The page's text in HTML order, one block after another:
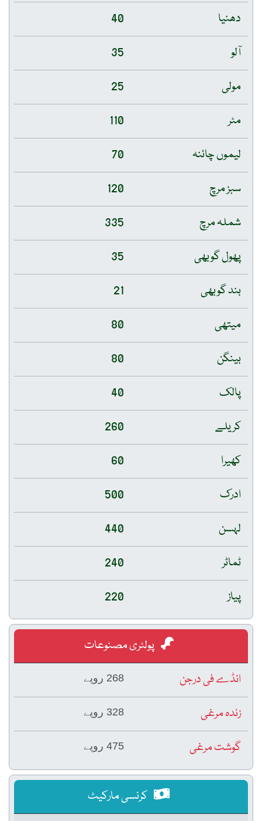
دھنیا
40
آلو
35
مولی
25
مٹر
110
لیموں چائنہ
70
سبز مرچ
120
شملہ مرچ
335
پھول گوبھی
35
بند گوبھی
21
میتھی
80
بینگن
80
پالک
40
کریلے
260
کھیرا
60
ادرک
500
لہسن
440
ٹماٹر
240
پیاز
220
پولٹری مصنوعات
انڈے فی درجن
268 روپے
زندہ مرغی 328 روپے
گوشت مرغی 475 روپے
کرنسی مارکیٹ